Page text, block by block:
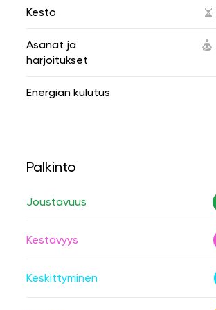
Kesto
Asanat ja
harjoitukset
Energian kulutus
Palkinto
Joustavuus
Kestävyys
Keskittyminen